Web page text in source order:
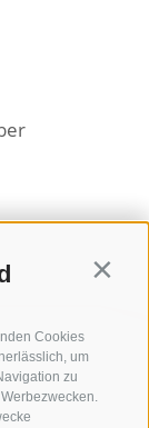
Cookies
um
zu